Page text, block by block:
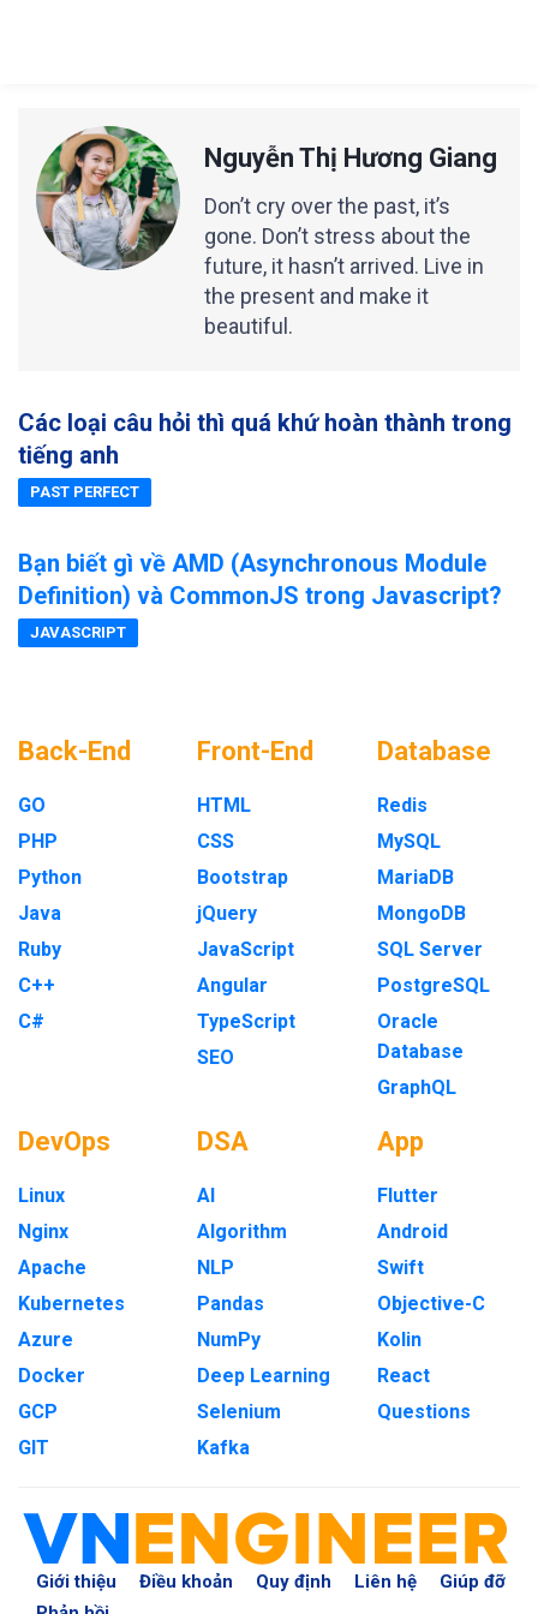
Nguyễn Thị Hương Giang
Don’t cry over the past, it’s
gone. Don’t stress about the
future, it hasn’t arrived. Live in
the present and make it
beautiful.
Các loại câu hỏi thì quá khứ hoàn thành trong
tiếng anh
PAST PERFECT
Bạn biết gì về AMD (Asynchronous Module
Definition) và CommonJS trong Javascript?
JAVASCRIPT
Back-End
GO
PHP
Python
Java
Ruby
C++
C#
Front-End
HTML
CSS
Bootstrap
jQuery
JavaScript
Angular
TypeScript
SEO
Database
Redis
MySQL
MariaDB
MongoDB
SQL Server
PostgreSQL
Oracle
Database
GraphQL
DevOps
Linux
Nginx
Apache
Kubernetes
Azure
Docker
GCP
GIT
DSA
AI
Algorithm
NLP
Pandas
NumPy
Deep Learning
Selenium
Kafka
App
Flutter
Android
Swift
Objective-C
Kolin
React
Questions
Giới thiệu Điều khoản Quy định Liên hệ
Giúp đỡ